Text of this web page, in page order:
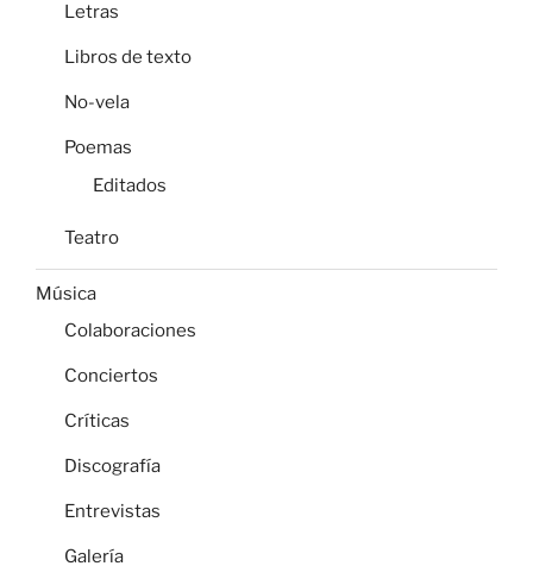
Letras
Libros de texto
No-vela
Poemas
Editados
Teatro
Música
Colaboraciones
Conciertos
Críticas
Discografía
Entrevistas
Galería